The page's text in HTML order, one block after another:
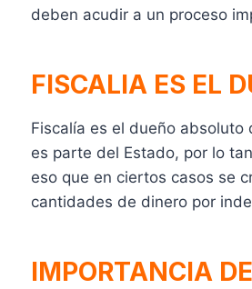
deben acudir a un proceso
FISCALIA ES EL
Fiscalía es el dueño
es parte del Estado, por lo
eso que en ciertos casos se
cantidades de dinero por
IMPORTANCIA